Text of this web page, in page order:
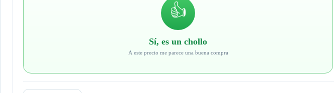
👍
Sí, es un chollo
A este precio me parece una buena compra